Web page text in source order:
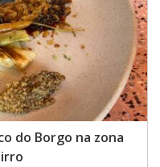
do Borgo na zona